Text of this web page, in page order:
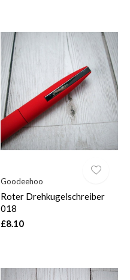
Goodeehoo
Roter Drehkugelschreiber
018
£8.10